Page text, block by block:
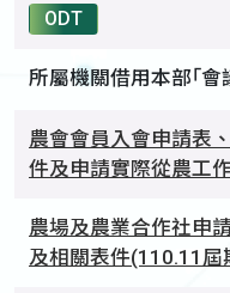
ODT
所屬機關借用本部｢會
農會會員入會申請表
件及申請實際從農工
農場及農業合作社申
及相關表件(110.11屆